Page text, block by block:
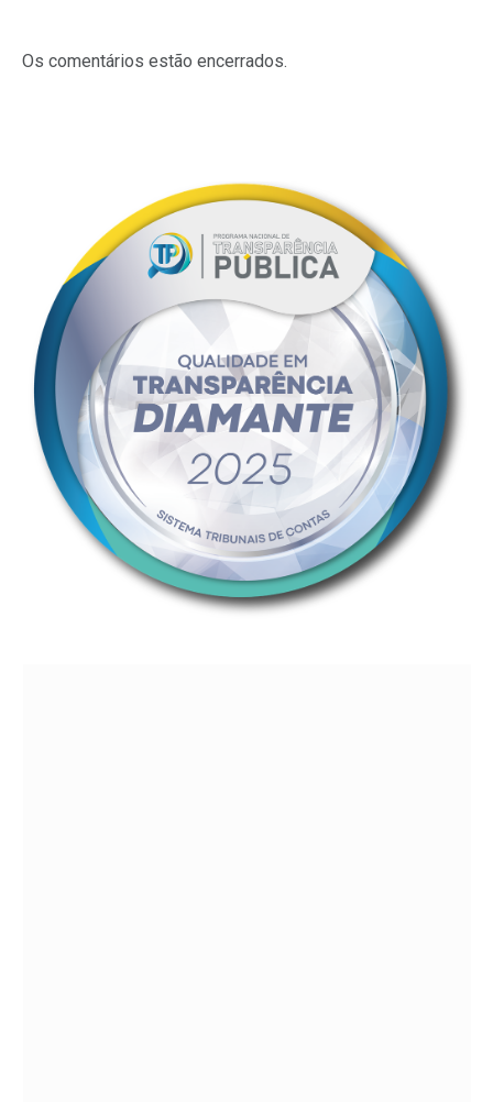
Os comentários estão encerrados.